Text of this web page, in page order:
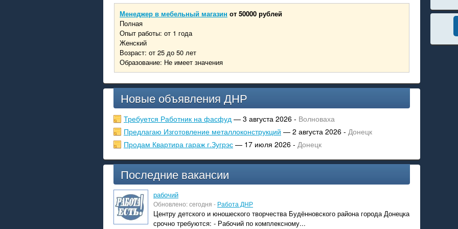
Менеджер в мебельный магазин от 50000 рублей
Полная
Опыт работы: от 1 года
Женский
Возраст: от 25 до 50 лет
Образование: Не имеет значения
Новые объявления ДНР
Требуется Работник на фасфуд — 3 августа 2026 - Волноваха
Предлагаю Изготовление металлоконструкций — 2 августа 2026 - Донецк
Продам Квартира гараж г.Зугрэс — 17 июля 2026 - Донецк
Последние вакансии
рабочий
Обновлено: сегодня - Работа ДНР
Центру детского и юношеского творчества Будённовского района города Донецка
срочно требуются: - Рабочий по комплексному...